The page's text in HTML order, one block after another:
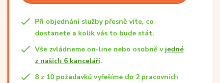
Při objednání služby přesně víte, co
dostanete a kolik vás to bude stát.
Vše zvládneme on-line nebo osobně v jedné
z našich 6 kanceláří.
8 z 10 požadavků vyřešíme do 2 pracovních